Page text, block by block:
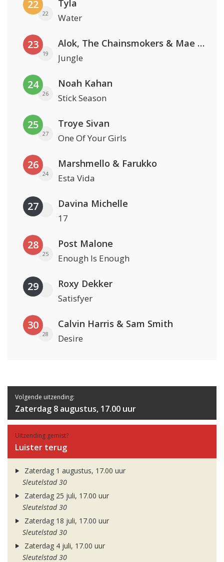
22
22
Tyla
Water
23
19
Alok, The Chainsmokers & Mae Stephens
Jungle
24
26
Noah Kahan
Stick Season
25
27
Troye Sivan
One Of Your Girls
26
24
Marshmello & Farukko
Esta Vida
27 Davina Michelle
17
28
25
Post Malone
Enough Is Enough
29 Roxy Dekker
Satisfyer
30
28
Calvin Harris & Sam Smith
Desire
Volgende uitzending:
Zaterdag 8 augustus, 17.00 uur
Uitzending gemist?
Luister terug
Zaterdag 1 augustus, 17.00 uur
Sleutelstad 30
Zaterdag 25 juli, 17.00 uur
Sleutelstad 30
Zaterdag 18 juli, 17.00 uur
Sleutelstad 30
Zaterdag 4 juli, 17.00 uur
Sleutelstad 30